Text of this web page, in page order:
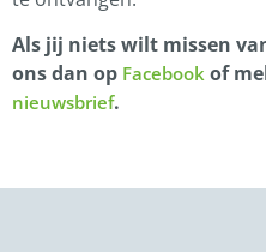
Als jij niets wilt missen
ons dan op Facebook of
nieuwsbrief.